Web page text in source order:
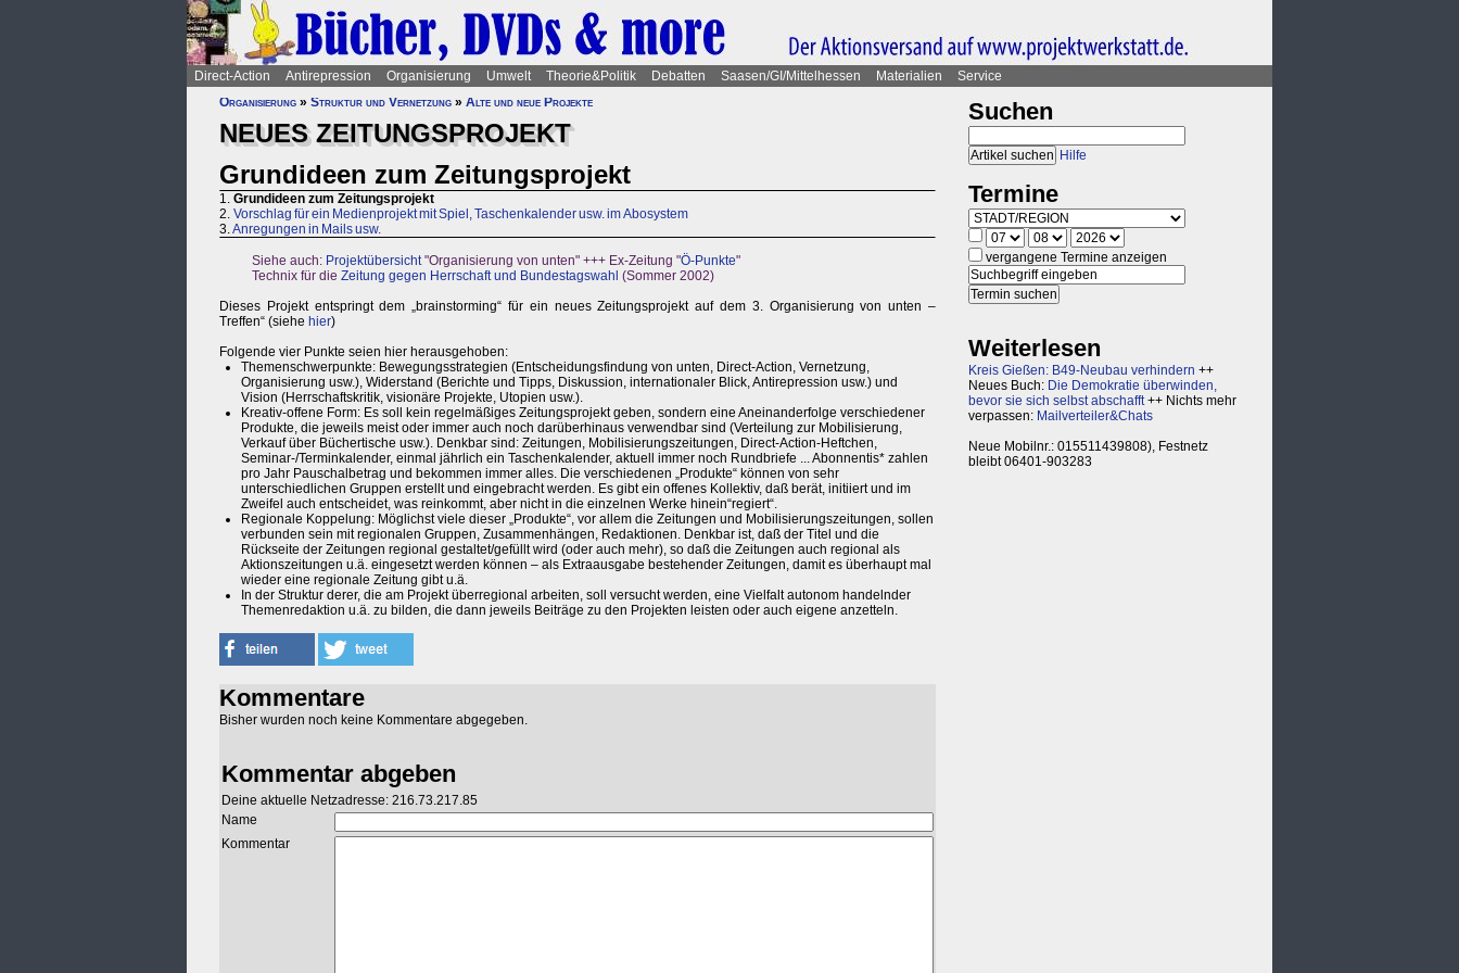
Direct-Action Antirepression Organisierung Umwelt Theorie&Politik Debatten Saasen/GI/Mittelhessen Materialien
Service
Organisierung » Struktur und Vernetzung » Alte und neue Projekte
NEUES ZEITUNGSPROJEKT
Grundideen zum Zeitungsprojekt
1. Grundideen zum Zeitungsprojekt
2. Vorschlag für ein Medienprojekt mit Spiel, Taschenkalender usw. im Abosystem
3.Anregungen in Mails usw.
Siehe auch: Projektübersicht"Organisierung von unten" +++ Ex-Zeitung "Ö-Punkte"
Technix für die Zeitung gegen Herrschaft und Bundestagswahl (Sommer 2002)
Dieses Projekt entspringt dem „brainstorming“ für ein neues Zeitungsprojekt auf dem 3. Organisierung von unten –
Treffen“ (siehe hier)
Folgende vier Punkte seien hier herausgehoben:
Themenschwerpunkte: Bewegungsstrategien (Entscheidungsfindung von unten, Direct-Action, Vernetzung,
Organisierung usw.), Widerstand (Berichte und Tipps, Diskussion, internationaler Blick, Antirepression usw.) und
Vision (Herrschaftskritik, visionäre Projekte, Utopien usw.).
Kreativ-offene Form: Es soll kein regelmäßiges Zeitungsprojekt geben, sondern eine Aneinanderfolge verschiedener
Produkte, die jeweils meist oder immer auch noch darüberhinaus verwendbar sind (Verteilung zur Mobilisierung,
Verkauf über Büchertische usw.). Denkbar sind: Zeitungen, Mobilisierungszeitungen, Direct-Action-Heftchen,
Seminar-/Terminkalender, einmal jährlich ein Taschenkalender, aktuell immer noch Rundbriefe ... Abonnentis* zahlen
pro Jahr Pauschalbetrag und bekommen immer alles. Die verschiedenen „Produkte“ können von sehr
unterschiedlichen Gruppen erstellt und eingebracht werden. Es gibt ein offenes Kollektiv, daß berät, initiiert und im
Zweifel auch entscheidet, was reinkommt, aber nicht in die einzelnen Werke hinein“regiert“.
Regionale Koppelung: Möglichst viele dieser „Produkte“, vor allem die Zeitungen und Mobilisierungszeitungen, sollen
verbunden sein mit regionalen Gruppen, Zusammenhängen, Redaktionen. Denkbar ist, daß der Titel und die
Rückseite der Zeitungen regional gestaltet/gefüllt wird (oder auch mehr), so daß die Zeitungen auch regional als
Aktionszeitungen u.ä. eingesetzt werden können – als Extraausgabe bestehender Zeitungen, damit es überhaupt mal
wieder eine regionale Zeitung gibt u.ä.
In der Struktur derer, die am Projekt überregional arbeiten, soll versucht werden, eine Vielfalt autonom handelnder
Themenredaktion u.ä. zu bilden, die dann jeweils Beiträge zu den Projekten leisten oder auch eigene anzetteln.
Kommentare
Bisher wurden noch keine Kommentare abgegeben.
Kommentar abgeben
Deine aktuelle Netzadresse: 216.73.217.85
Name
Kommentar
Suchen
Hilfe
Termine
vergangene Termine anzeigen
Weiterlesen
Kreis Gießen: B49-Neubau verhindern ++
Neues Buch: Die Demokratie überwinden,
bevor sie sich selbst abschafft++ Nichts mehr
verpassen: Mailverteiler&Chats
Neue Mobilnr.: 015511439808), Festnetz
bleibt 06401-903283